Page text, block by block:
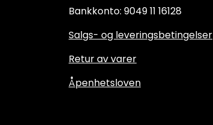
Bankkonto: 9049 11 16128
Salgs- og leveringsbetingelser
Retur av varer
Åpenhetsloven